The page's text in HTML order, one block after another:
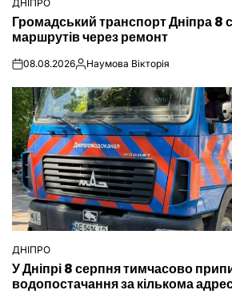
ОПУБЛІКУВАТИ
ДНІПРО
Громадський транспорт Дніпра 8
маршрутів через ремонт
on08.08.2026Опубліковано
Наумова Вікторія
ОПУБЛІКУВАТИ
У
ДНІПРО
У Дніпрі 8 серпня тимчасово
водопостачання за кількома